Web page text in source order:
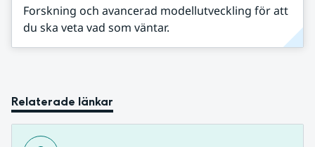
Forskning och avancerad modellutveckling för att
du ska veta vad som väntar.
Relaterade länkar